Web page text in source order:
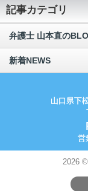
記事カテゴリ
弁護士 山本直の
新着NEWS
山口県下
営
2026